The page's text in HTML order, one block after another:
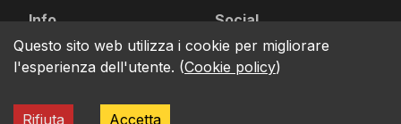
Info
location_on
Via dell’Euro 53-57-59,
76121 Barletta - BT -
ITALIA
Social
Facebook
Instagram
Youtube
LinkedIn
Questo sito web utilizza i cookie per migliorare
l'esperienza dell'utente. (Cookie policy)
Rifiuta Accetta